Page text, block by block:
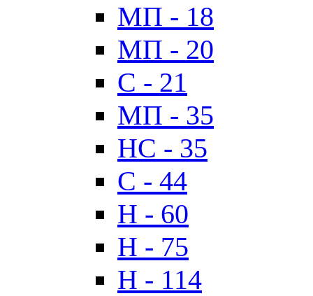
МП - 18
МП - 20
C - 21
МП - 35
HC - 35
C - 44
H - 60
H - 75
H - 114